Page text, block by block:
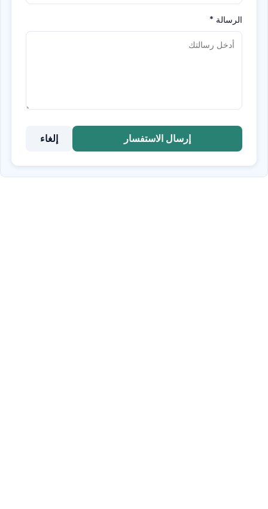
الرسالة *
إرسال الاستفسار إلغاء